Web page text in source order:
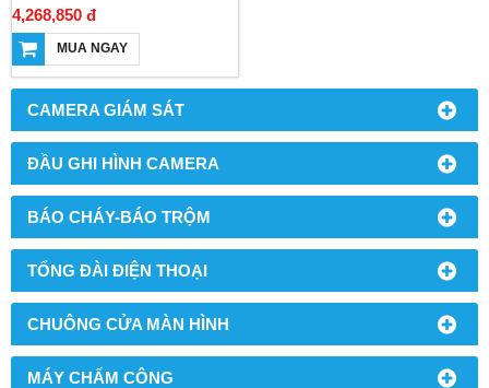
CAMERA GIÁM SÁT
ĐẦU GHI HÌNH CAMERA
BÁO CHÁY-BÁO TRỘM
TỔNG ĐÀI ĐIỆN THOẠI
CHUÔNG CỬA MÀN HÌNH
MÁY CHẤM CÔNG
4,268,850 đ
MUA NGAY